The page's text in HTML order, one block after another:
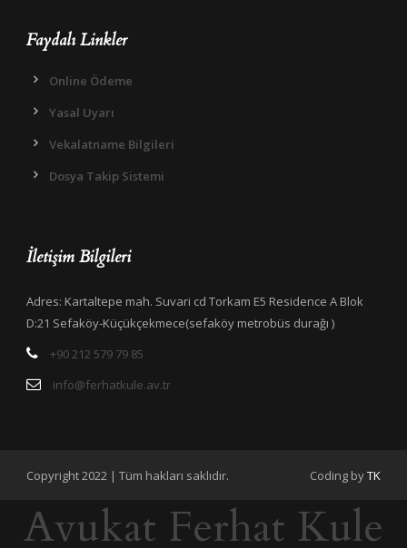
Faydalı Linkler
Online Ödeme
Yasal Uyarı
Vekalatname Bilgileri
Dosya Takip Sistemi
İletişim Bilgileri
Adres: Kartaltepe mah. Suvari cd Torkam E5 Residence A Blok
D:21 Sefaköy-Küçükçekmece(sefaköy metrobüs durağı )
+90 212 579 79 85
info@ferhatkule.av.tr
Copyright 2022 | Tüm hakları saklıdır. Coding byTK
Avukat Ferhat Kule